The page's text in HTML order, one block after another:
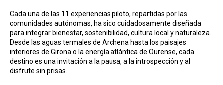
Cada una de las 11 experiencias piloto, repartidas por las
comunidades autónomas, ha sido cuidadosamente diseñada
para integrar bienestar, sostenibilidad, cultura local y naturaleza.
Desde las aguas termales de Archena hasta los paisajes
interiores de Girona o la energía atlántica de Ourense, cada
destino es una invitación a la pausa, a la introspección y al
disfrute sin prisas.